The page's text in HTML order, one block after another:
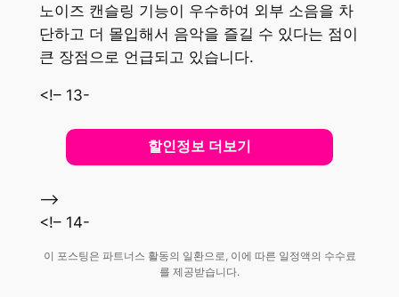
노이즈 캔슬링 기능이 우수하여 외부 소음을 차
단하고 더 몰입해서 음악을 즐길 수 있다는 점이
큰 장점으로 언급되고 있습니다.
<!– 13-
할인정보 더보기
–>
<!– 14-
이 포스팅은 파트너스 활동의 일환으로, 이에 따른 일정액의 수수료
를 제공받습니다.